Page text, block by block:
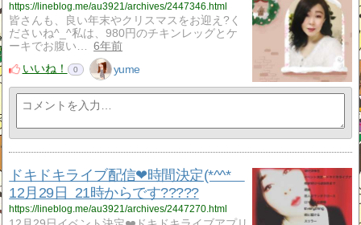
https://lineblog.me/au3921/archives/2447346.html
皆さんも、良い年末やクリスマスをお迎え?く
ださいね^_^私は、980円のチキンレッグとケ
ーキでお腹い…
6年前
いいね！
0 yume
ドキドキライブ配信❤時間決定(*^^*ゞ
12月29日 21時からです?????
https://lineblog.me/au3921/archives/2447270.html